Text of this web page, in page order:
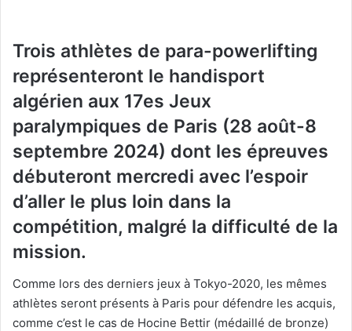
Trois athlètes de para-powerlifting
représenteront le handisport
algérien aux 17es Jeux
paralympiques de Paris (28 août-8
septembre 2024) dont les épreuves
débuteront mercredi avec l’espoir
d’aller le plus loin dans la
compétition, malgré la difficulté de la
mission.
Comme lors des derniers jeux à Tokyo-2020, les mêmes
athlètes seront présents à Paris pour défendre les acquis,
comme c’est le cas de Hocine Bettir (médaillé de bronze)